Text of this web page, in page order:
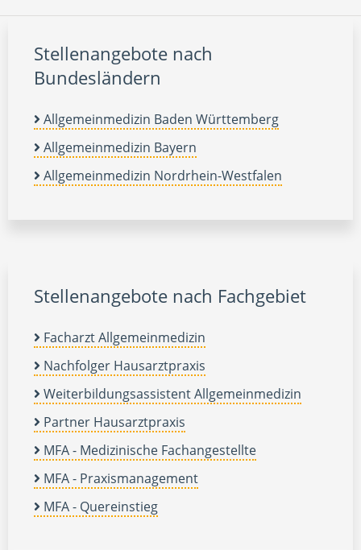
Stellenangebote nach
Bundesländern
Allgemeinmedizin Baden Württemberg
Allgemeinmedizin Bayern
Allgemeinmedizin Nordrhein-Westfalen
Stellenangebote nach Fachgebiet
Facharzt Allgemeinmedizin
Nachfolger Hausarztpraxis
Weiterbildungsassistent Allgemeinmedizin
Partner Hausarztpraxis
MFA - Medizinische Fachangestellte
MFA - Praxismanagement
MFA - Quereinstieg